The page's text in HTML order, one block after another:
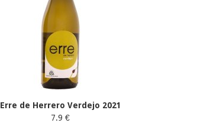
Erre de Herrero Verdejo 2021
7.9 €